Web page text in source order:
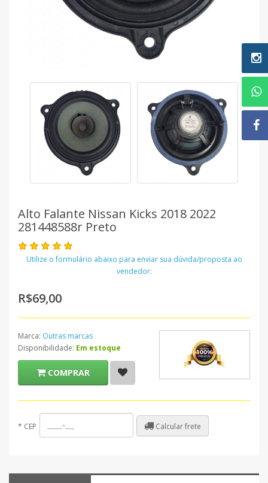
Alto Falante Nissan Kicks 2018 2022
281448588r Preto
Utilize o formulário abaixo para enviar sua dúvida/proposta ao
vendedor:
R$69,00
Marca: Outras marcas
Disponibilidade: Em estoque
COMPRAR
* CEP Calcular frete